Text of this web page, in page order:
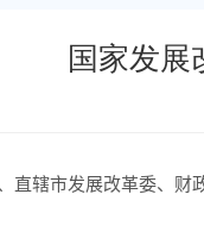
国家发展
直辖市发展改革委、财